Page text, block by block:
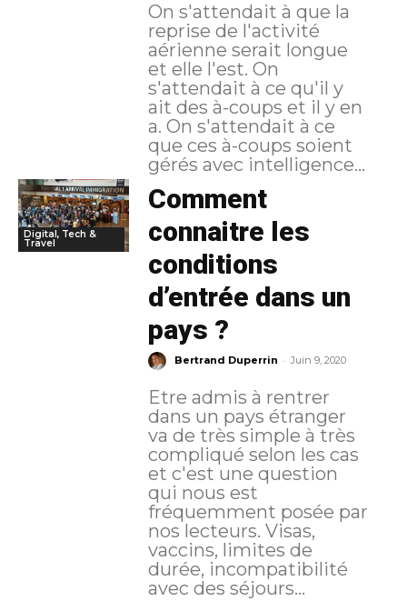
On s'attendait à que la
reprise de l'activité
aérienne serait longue
et elle l'est. On
s'attendait à ce qu'il y
ait des à-coups et il y en
a. On s'attendait à ce
que ces à-coups soient
gérés avec intelligence...
Digital, Tech &
Travel
Comment
connaitre les
conditions
d’entrée dans un
pays ?
Bertrand Duperrin - Juin 9, 2020
Etre admis à rentrer
dans un pays étranger
va de très simple à très
compliqué selon les cas
et c'est une question
qui nous est
fréquemment posée par
nos lecteurs. Visas,
vaccins, limites de
durée, incompatibilité
avec des séjours...